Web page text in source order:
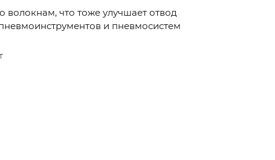
волокнам, что тоже улучшает отвод
и пневмосистем